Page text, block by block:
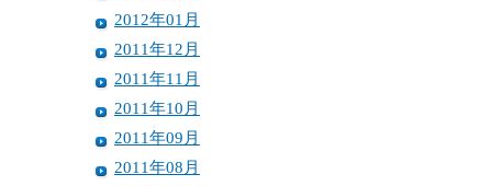
2012年01月
2011年12月
2011年11月
2011年10月
2011年09月
2011年08月